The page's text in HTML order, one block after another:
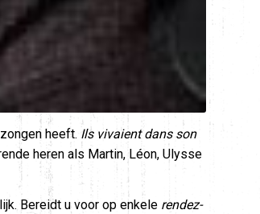
heeft. Ils vivaient dans son
heren als Martin, Léon, Ulysse
Bereidt u voor op enkele rendez-